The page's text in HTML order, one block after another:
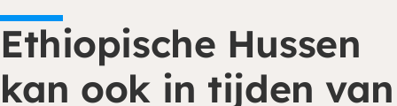
Ethiopische Hussen
kan ook in tijden van